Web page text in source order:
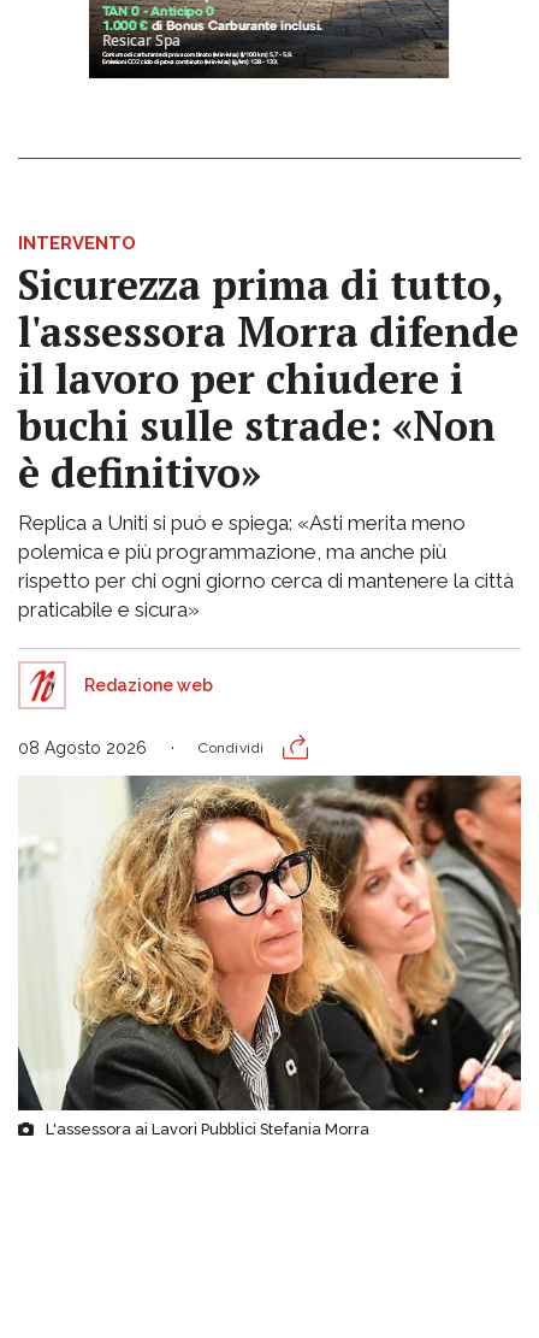
INTERVENTO
Sicurezza prima di tutto,
l'assessora Morra difende
il lavoro per chiudere i
buchi sulle strade: «Non
è definitivo»
Replica a Uniti si può e spiega: «Asti merita meno
polemica e più programmazione, ma anche più
rispetto per chi ogni giorno cerca di mantenere la città
praticabile e sicura»
Redazione web
08 Agosto 2026 Condividi
L'assessora ai Lavori Pubblici Stefania Morra